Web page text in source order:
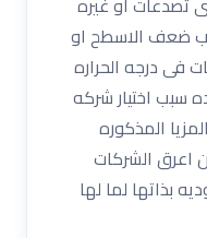
ضعف الاسطح او
فى درجه الحراره
سبب اختيار شركه
المذكوره
اعرق الشركات
بذاتها لما لها